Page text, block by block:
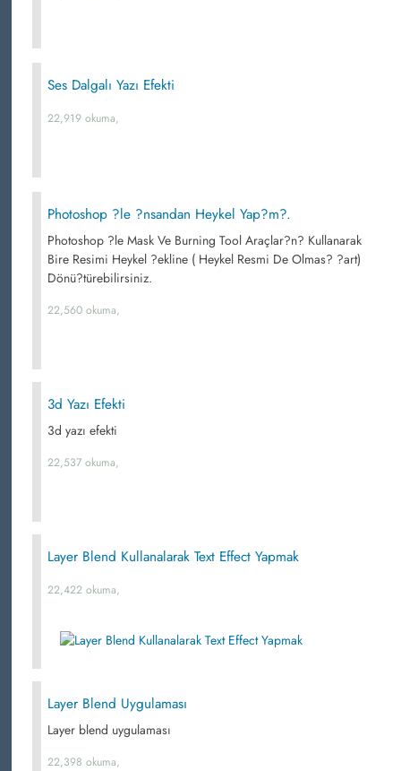
Ses Dalgalı Yazı Efekti
22,919 okuma,
Photoshop ?le ?nsandan Heykel Yap?m?.
Photoshop ?le Mask Ve Burning Tool Araçlar?n? Kullanarak
Bire Resimi Heykel ?ekline ( Heykel Resmi De Olmas? ?art)
Dönü?türebilirsiniz.
22,560 okuma,
3d Yazı Efekti
3d yazı efekti
22,537 okuma,
Layer Blend Kullanalarak Text Effect Yapmak
22,422 okuma,
Layer Blend Uygulaması
Layer blend uygulaması
22,398 okuma,